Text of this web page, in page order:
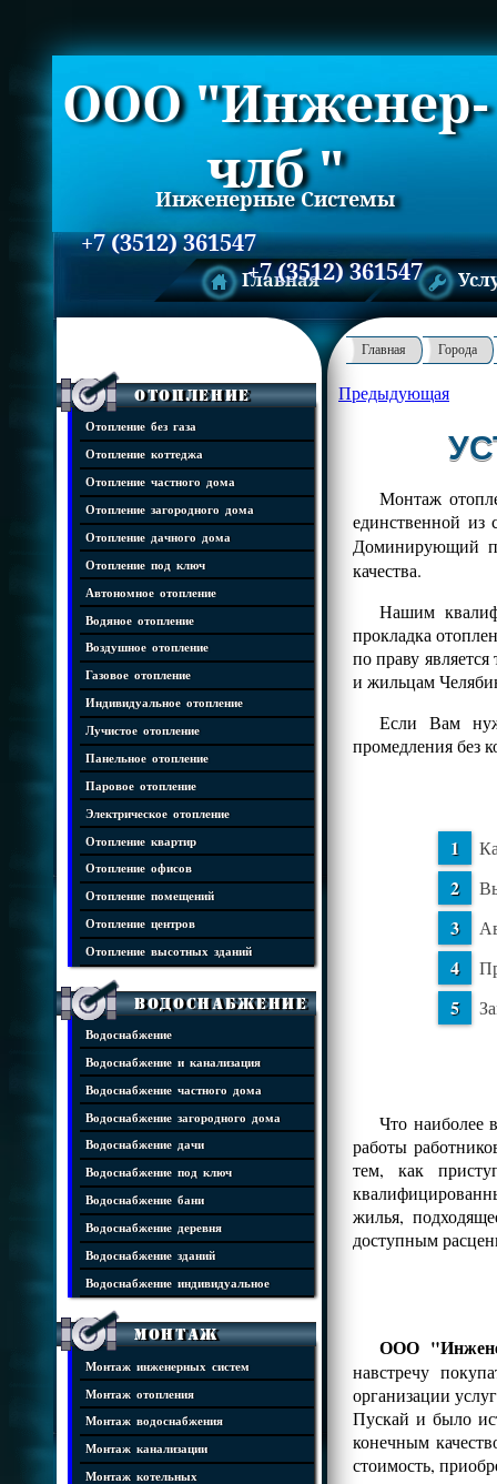
ООО "Инженер-
члб "
Инженерные Системы
+7 (3512) 361547
+7 (3512) 361547
Главная
Отопление
Отопление без газа
Отопление коттеджа
Отопление частного дома
Отопление загородного дома
Отопление дачного дома
Отопление под ключ
Автономное отопление
Водяное отопление
Воздушное отопление
Газовое отопление
Индивидуальное отопление
Лучистое отопление
Панельное отопление
Паровое отопление
Электрическое отопление
Отопление квартир
Отопление офисов
Отопление помещений
Отопление центров
Отопление высотных зданий
Водоснабжение
Водоснабжение
Водоснабжение и канализация
Водоснабжение частного дома
Водоснабжение загородного дома
Водоснабжение дачи
Водоснабжение под ключ
Водоснабжение бани
Водоснабжение деревня
Водоснабжение зданий
Водоснабжение индивидуальное
Монтаж
Монтаж инженерных систем
Монтаж отопления
Монтаж водоснабжения
Монтаж канализации
Монтаж котельных
Главная Города
Предыдующая
Монтаж
единственной из
Доминирующий
качества.
Нашим
прокладка
по праву
и жильцам
Если Вам
промедления без
Что наиболее
работы
тем, как
жилья,
доступным
ООО
навстречу
организации
Пускай и было
конечным
стоимость,